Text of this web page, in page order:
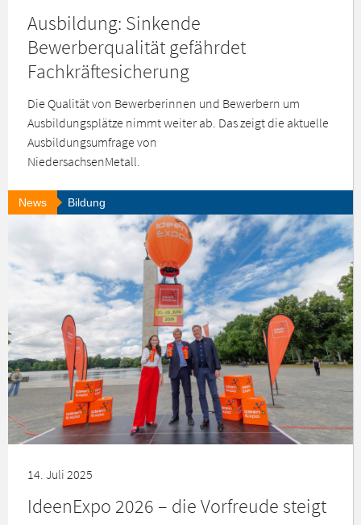
Ausbildung: Sinkende
Bewerberqualität gefährdet
Fachkräftesicherung
Die Qualität von Bewerberinnen und Bewerbern um
Ausbildungsplätze nimmt weiter ab. Das zeigt die aktuelle
Ausbildungsumfrage von
NiedersachsenMetall.
News Bildung
14. Juli 2025
IdeenExpo 2026 – die Vorfreude steigt